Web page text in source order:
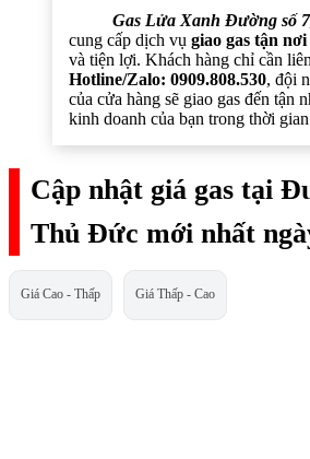
Gas Lửa Xanh Đường số
cung cấp dịch vụ giao gas tận nơi
và tiện lợi. Khách hàng chỉ cần
Hotline/Zalo: 0909.808.530, đội
của cửa hàng sẽ giao gas đến tận
kinh doanh của bạn trong thời
Cập nhật giá gas tại
Thủ Đức mới nhất
Giá Cao - Thấp Giá Thấp - Cao